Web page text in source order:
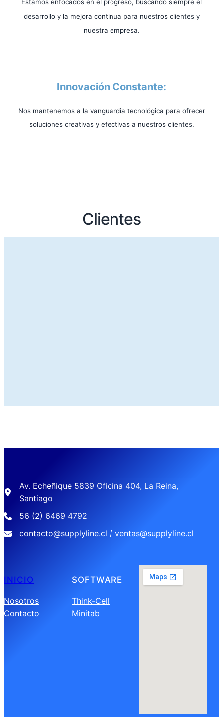
Estamos enfocados en el progreso, buscando siempre el
desarrollo y la mejora continua para nuestros clientes y
nuestra empresa.
Innovación Constante:
Nos mantenemos a la vanguardia tecnológica para ofrecer
soluciones creativas y efectivas a nuestros clientes.
Clientes
Av. Echeñique 5839 Oficina 404, La Reina,
Santiago
56 (2) 6469 4792
contacto@supplyline.cl / ventas@supplyline.cl
INICIO
Nosotros
Contacto
SOFTWARE
Think-Cell
Minitab